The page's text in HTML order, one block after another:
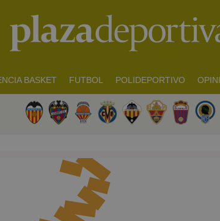
BASKET FUTBOL POLIDEPORTIVO